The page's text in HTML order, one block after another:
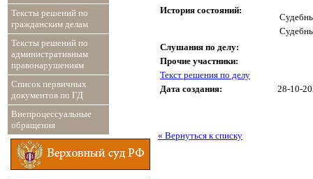
Тексты решений по
гражданским делам
Тексты решений по
административным
правонарушениям
Список первичных
документов по ГД
Внепроцессуальные
обращения
История состояний:
Слушания по делу:
Прочие участники:
Текст решения по делу
Дата создания:
28-10-
« Вернуться к списку